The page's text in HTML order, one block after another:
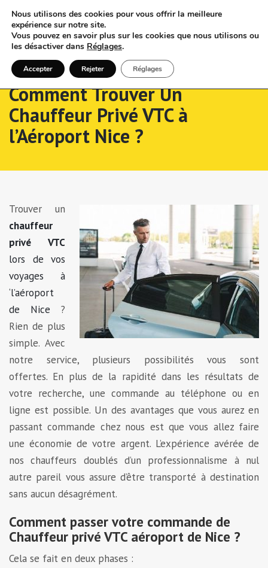
Comment Trouver Un
Chauffeur Privé VTC à
l’Aéroport Nice ?
Trouver un
chauffeur
privé VTC
lors de vos
voyages à
‘l’aéroport
de Nice ?
Rien de plus
simple. Avec
notre service, plusieurs possibilités vous sont
offertes. En plus de la rapidité dans les résultats de
votre recherche, une commande au téléphone ou en
ligne est possible. Un des avantages que vous aurez en
passant commande chez nous est que vous allez faire
une économie de votre argent. L’expérience avérée de
nos chauffeurs doublés d’un professionnalisme à nul
autre pareil vous assure d’être transporté à destination
sans aucun désagrément.
Comment passer votre commande de
Chauffeur privé VTC aéroport de Nice ?
Cela se fait en deux phases :
Nous utilisons des cookies pour vous offrir la meilleure
expérience sur notre site.
Vous pouvez en savoir plus sur les cookies que nous utilisons ou
les désactiver dans Réglages.
Accepter Rejeter Réglages